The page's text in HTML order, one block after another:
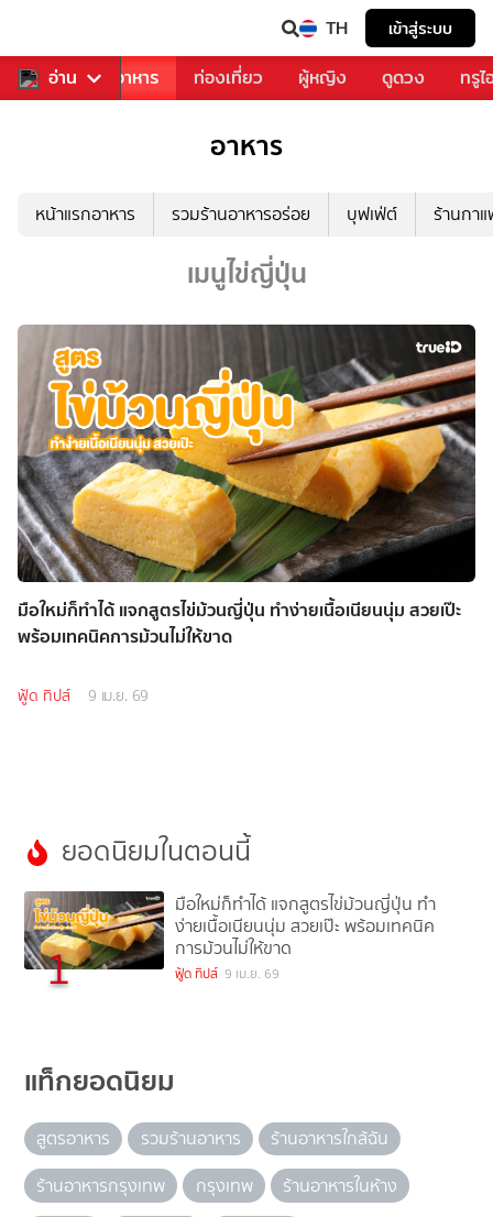
TH เข้าสู่ระบบ
อ่าน
การเพลง อาหาร ท่องเที่ยว ผู้หญิง ดูดวง ทรู
อาหาร
หน้าแรกอาหาร รวมร้านอาหารอร่อย บุฟเฟ่ต์ ร้านกา
เมนูไข่ญี่ปุ่น
มือใหม่ก็ทำได้ แจกสูตรไข่ม้วนญี่ปุ่น ทำง่ายเนื้อเนียนนุ่ม สวยเป๊ะ
พร้อมเทคนิคการม้วนไม่ให้ขาด
ฟู้ด ทิปส์ 9 เม.ย. 69
ยอดนิยมในตอนนี้
1
มือใหม่ก็ทำได้ แจกสูตรไข่ม้วนญี่ปุ่น ทำ
ง่ายเนื้อเนียนนุ่ม สวยเป๊ะ พร้อมเทคนิค
การม้วนไม่ให้ขาด
ฟู้ด ทิปส์ 9 เม.ย. 69
แท็กยอดนิยม
สูตรอาหาร รวมร้านอาหาร
ร้านอาหารใกล้ฉัน
ร้านอาหารกรุงเทพ
กรุงเทพ
ร้านอาหารในห้าง